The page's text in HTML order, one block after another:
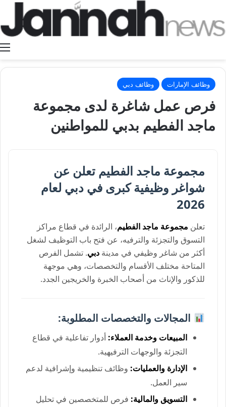
وظائف الإمارات وظائف دبي
فرص عمل شاغرة لدى مجموعة
ماجد الفطيم بدبي للمواطنين
مجموعة ماجد الفطيم تعلن عن
شواغر وظيفية كبرى في دبي لعام
2026
تعلن مجموعة ماجد الفطيم، الرائدة في قطاع مراكز
التسوق والتجزئة والترفيه، عن فتح باب التوظيف لشغل
أكثر من شاغر وظيفي في مدينة دبي. تشمل الفرص
المتاحة مختلف الأقسام والتخصصات، وهي موجهة
للذكور والإناث من أصحاب الخبرة والخريجين الجدد.
المجالات والتخصصات المطلوبة:
المبيعات وخدمة العملاء: أدوار تفاعلية في قطاع
التجزئة والوجهات الترفيهية.
الإدارة والعمليات: وظائف تنظيمية وإشرافية لدعم
سير العمل.
التسويق والمالية: فرص للمتخصصين في تحليل